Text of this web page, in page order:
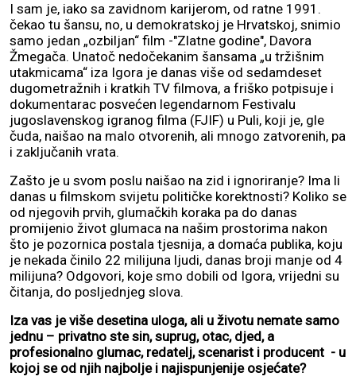
I sam je, iako sa zavidnom karijerom, od ratne 1991.
čekao tu šansu, no, u demokratskoj je Hrvatskoj, snimio
samo jedan „ozbiljan“ film -"Zlatne godine", Davora
Žmegača. Unatoč nedočekanim šansama „u tržišnim
utakmicama“ iza Igora je danas više od sedamdeset
dugometražnih i kratkih TV filmova, a friško potpisuje i
dokumentarac posvećen legendarnom Festivalu
jugoslavenskog igranog filma (FJIF) u Puli, koji je, gle
čuda, naišao na malo otvorenih, ali mnogo zatvorenih, pa
i zaključanih vrata.
Zašto je u svom poslu naišao na zid i ignoriranje? Ima li
danas u filmskom svijetu političke korektnosti? Koliko se
od njegovih prvih, glumačkih koraka pa do danas
promijenio život glumaca na našim prostorima nakon
što je pozornica postala tjesnija, a domaća publika, koju
je nekada činilo 22 milijuna ljudi, danas broji manje od 4
milijuna? Odgovori, koje smo dobili od Igora, vrijedni su
čitanja, do posljednjeg slova.
Iza vas je više desetina uloga, ali u životu nemate samo
jednu – privatno ste sin, suprug, otac, djed, a
profesionalno glumac, redatelj, scenarist i producent - u
kojoj se od njih najbolje i najispunjenije osjećate?